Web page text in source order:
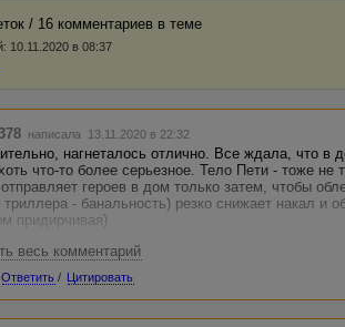
/ 16 комментариев в темe
10.11.2020 в 08:37
написала 13.11.2020 в 22:32
нагнеталось отлично. Все ждала, что в
что-то более серьезное. Тело Пети - тоже не
отправляет героев в дом только затем, чтобы
триллера - банальность) резко снижает накал и
придирчивая)
весь комментарий
Ответить / Цитировать